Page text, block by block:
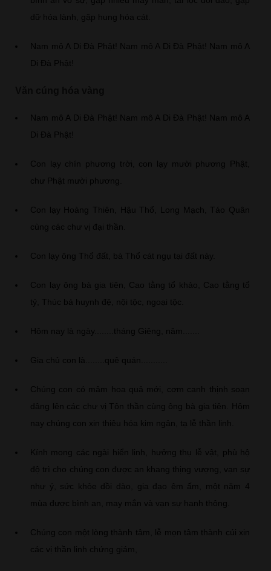
dữ hóa lành, gặp hung hóa cát.
Nam mô A Di Đà Phật! Nam mô A Di Đà Phật! Nam mô A
Di Đà Phật!
Nam mô A Di Đà Phật! Nam mô A Di Đà Phật! Nam mô A
Di Đà Phật!
Con lạy chín phương trời, con lạy mười phương Phật,
chư Phật mười phương.
Con lạy Hoàng Thiên, Hậu Thổ, Long Mạch, Táo Quân
cùng các chư vị đại thần.
Con lạy ông Thổ đất, bà Thổ cát ngụ tại đất này.
Con lạy ông bà gia tiên, Cao tằng tổ khảo, Cao tằng tổ
tỷ, Thúc bá huynh đệ, nội tộc, ngoại tộc.
Hôm nay là ngày........tháng Giêng, năm.......
Gia chủ con là........quê quán...........
Chúng con có mâm hoa quả mới, cơm canh thịnh soạn
dâng lên các chư vị Tôn thần cùng ông bà gia tiên. Hôm
nay chúng con xin thiêu hóa kim ngân, tạ lễ thần linh.
Kính mong các ngài hiển linh, hưởng thụ lễ vật, phù hộ
độ trì cho chúng con được an khang thịng vượng, vạn sự
như ý, sức khỏe dồi dào, gia đạo êm ấm, một năm 4
mùa được bình an, may mắn và vạn sự hanh thông.
Chúng con một lòng thành tâm, lễ mọn tâm thành cúi xin
các vị thần linh chứng giám,